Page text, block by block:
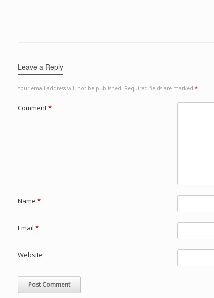
Leave a Reply
Your email address will not be published. Required fields are marked *
Comment*
Name *
Email *
Website